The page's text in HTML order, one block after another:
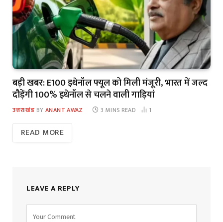
बड़ी खबर: E100 इथेनॉल फ्यूल को मिली मंजूरी, भारत में जल्द
दौड़ेंगी 100% इथेनॉल से चलने वाली गाड़ियां
उत्तराखंड BY ANANT AWAZ 3 MINS READ 1
READ MORE
LEAVE A REPLY